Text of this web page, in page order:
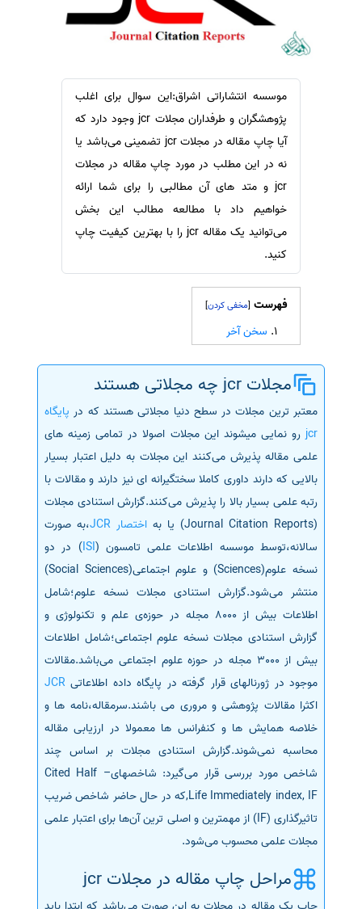
ترجمه عربی به فارسی
مشاهده همه زبان ها
سفارش ویرایش
سفارش پارافریز
سفارش کاهش کمیت
سفارش معرفی مجله
سفارش معرفی مقاله
سفارش معرفی کتاب
سفارش چکیده مبسوط
سفارش ترجمه مولتی‌مدیا
سفارش گویندگی
سفارش ترجمه همزمان
سفارش چکیده گرافیکی
سفارش تهیه کاورلتر
سفارش انگیزه‌نامه‌SOP
موسسه انتشاراتی اشراق:این سوال برای اغلب
پژوهشگران و طرفداران مجلات jcr وجود دارد که
آیا چاپ مقاله در مجلات jcr تضمینی می‌باشد یا
نه در این مطلب در مورد چاپ مقاله در مجلات
jcr و متد های آن مطالبی را برای شما ارائه
خواهیم داد با مطالعه مطالب این بخش
می‌توانید یک مقاله jcr را با بهترین کیفیت چاپ
کنید.
فهرست [
]
سخن آخر
مجلات jcr چه مجلاتی هستند
معتبر ترین مجلات در سطح دنیا مجلاتی هستند که در پایگاه
jcrرو نمایی میشوند این مجلات اصولا در تمامی زمینه های
علمی مقاله پذیرش می‌کنند این مجلات به دلیل اعتبار بسیار
بالایی که دارند داوری کاملا سختگیرانه ای نیز دارند و مقالات با
رتبه علمی بسیار بالا را پذیرش می‌کنند.گزارش استنادی مجلات
(Journal Citation Reports) یا به
اختصار JCR
،به صورت
سالانه،توسط موسسه اطلاعات علمی تامسون (ISI) در دو
نسخه علوم(Sciences) و علوم اجتماعی(Social Sciences)
منتشر می‌شود.گزارش استنادی مجلات نسخه علوم؛شامل
اطلاعات بیش از 8000 مجله در حوزه‌ی علم و تکنولوژی و
گزارش استنادی مجلات نسخه علوم اجتماعی؛شامل اطلاعات
بیش از 3000 مجله در حوزه علوم اجتماعی می‌باشد.مقالات
موجود در ژورنالهای قرار گرفته در پایگاه داده اطلاعاتی JCR
اکثرا مقالات پژوهشی و مروری می باشند.سرمقاله،نامه ها و
خلاصه همایش ها و کنفرانس ها معمولا در ارزیابی مقاله
محاسبه نمی‌شوند.گزارش استنادی مجلات بر اساس چند
شاخص مورد بررسی قرار می‌گیرد: شاخصهایCited Half –
Life Immediately index, IF,که در حال حاضر شاخص ضریب
تاثیرگذاری (IF) از مهمترین و اصلی ترین آن‌ها برای اعتبار علمی
مجلات علمی محسوب می‌شود.
مراحل چاپ مقاله در مجلات jcr